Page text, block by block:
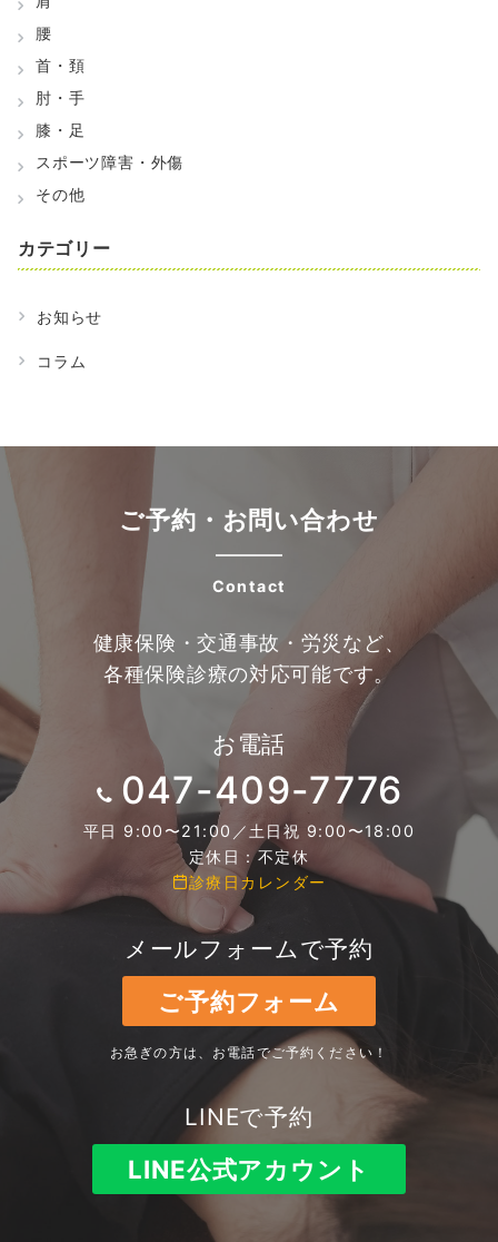
腰
首・頚
肘・手
膝・足
スポーツ障害・外傷
その他
カテゴリー
お知らせ
コラム
ご予約・お問い合わせ
Contact
健康保険・交通事故・労災など、
各種保険診療の対応可能です。
お電話
047-409-7776
平日 9:00〜21:00／土日祝 9:00〜18:00
定休日：不定休
診療日カレンダー
メールフォームで予約
ご予約フォーム
お急ぎの方は、お電話でご予約ください！
LINEで予約
LINE公式アカウント